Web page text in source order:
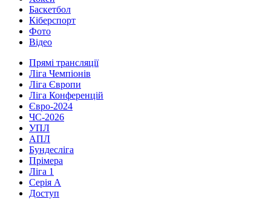
Баскетбол
Кіберспорт
Фото
Відео
Прямі трансляції
Ліга Чемпіонів
Ліга Європи
Ліга Конференцій
Євро-2024
ЧС-2026
УПЛ
АПЛ
Бундесліга
Прімера
Ліга 1
Серія А
Доступ